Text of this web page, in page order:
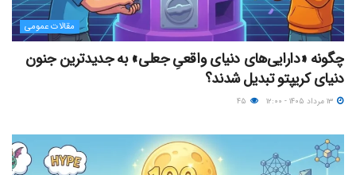
مقالات عمومی
چگونه «دارایی‌های دنیای واقعیِ جعلی» به جدیدترین جنون
دنیای کریپتو تبدیل شدند؟